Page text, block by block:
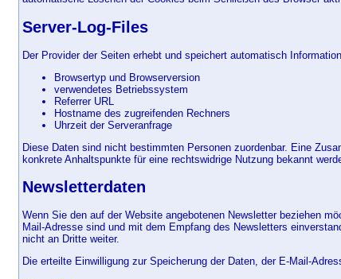
Server-Log-Files
Der Provider der Seiten erhebt und speichert automatisch
Browsertyp und Browserversion
verwendetes Betriebssystem
Referrer URL
Hostname des zugreifenden Rechners
Uhrzeit der Serveranfrage
Diese Daten sind nicht bestimmten Personen zuordenbar. Eine
konkrete Anhaltspunkte für eine rechtswidrige Nutzung bekannt
Newsletterdaten
Wenn Sie den auf der Website angebotenen Newsletter beziehen
Mail-Adresse sind und mit dem Empfang des Newsletters
nicht an Dritte weiter.
Die erteilte Einwilligung zur Speicherung der Daten, der E-Mail-